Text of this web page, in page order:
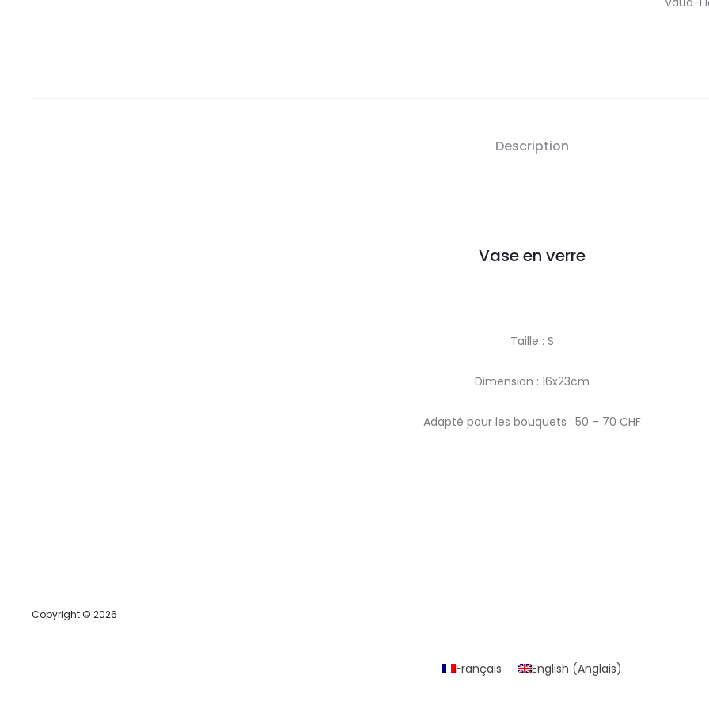
Description
Vase en verre
Taille : S
Dimension : 16x23cm
Adapté pour les bouquets : 50 – 70 CHF
Copyright © 2026
Français English (Anglais)